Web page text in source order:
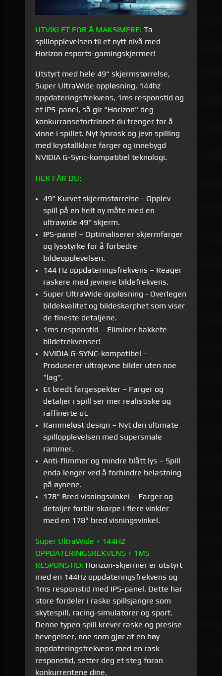
UTVIKLET FOR Å MAKSIMERE: Ta
spillopplevelsen til et nytt nivå med
Horizon esports-gamingskjermer!
Utstyrt med hele 49" skjermstørrelse,
Super UltraWide oppløsning, 144hz
oppdateringsfrekvens, 1ms responstid og
et IPS-panel, så gir "Horizon" deg
konkurransefortrinnet du trenger for å
vinne i spillet. Nyt lynrask og jevn spilling
med krystallklare farger og innebygd
NVIDIA G-Sync-kompatibel teknologi.
HER FÅR DU:
49" Kurvet skjermstørrelse - Opplev
spill på en helt ny måte med en
ultrawide 49" skjerm.
IPS-panel – Optimaliserer skjermfarger
og lysstyrke for å forbedre
bildeopplevelsen.
144 Hz oppdateringsfrekvens – Reager
raskere med jevnere bildefrekvens.
Super UltraWide oppløsning - Overlegen
bildekvalitet og bildeskarphet som viser
de fineste detaljene.
1ms responstid – Eliminer hakkete
bildefrekvenser!
NVIDIA G-SYNC-kompatibel –
Produserer ultrajevne bilder uten noe
"lag".
Et bredt fargespekter – Farger og
detaljer i spill ser mer realistiske og
raffinerte ut.
Rammeløst design – Nyt den ultimate
spillopplevelsen med supersmale
rammer.
Anti-flimmer og mindre blått lys – Spill
enda lenger ved å forhindre belastning
på øynene.
178° Bred visningsvinkel – Farger og
detaljer forblir skarpe i flere vinkler
med en 178° bred visningsvinkel.
Super UltraWide + 144HZ
OPPDATERINGSREKVENS + 1MS
RESPONSTID: Horizon-skjermer er utstyrt
med en 144Hz oppdateringsfrekvens og
1ms responstid med IPS-panel. Dette har
store fordeler i raske spillsjangre som
skytespill, racing-simulatorer og sport.
Denne typen spill krever raske og presise
bevegelser, noe som gjør at en høy
oppdateringsfrekvens med en rask
responstid, setter deg et steg foran
konkurrentene dine.